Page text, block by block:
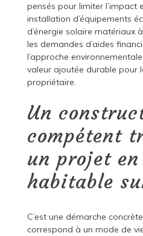
pensés pour limiter l’impact
installation d’équipements
d’énergie solaire matériaux
les demandes d’aides
l’approche
valeur ajoutée durable pour
propriétaire.
Un
compétent
un projet
habitable
C’est une démarche
correspond à un mode de